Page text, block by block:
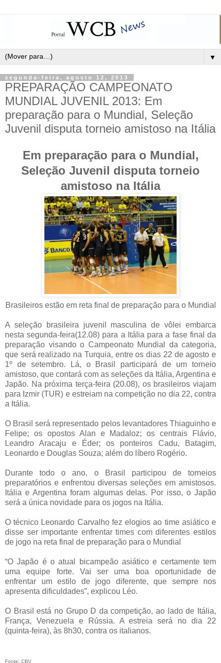
▼
segunda-feira, agosto 12, 2013
PREPARAÇÃO CAMPEONATO
MUNDIAL JUVENIL 2013: Em
preparação para o Mundial, Seleção
Juvenil disputa torneio amistoso na Itália
Em preparação para o Mundial,
Seleção Juvenil disputa torneio
amistoso na Itália
Brasileiros estão em reta final de preparação para o Mundial
A seleção brasileira juvenil masculina de vôlei embarca
nesta segunda-feira(12.08) para a Itália para a fase final da
preparação visando o Campeonato Mundial da categoria,
que será realizado na Turquia, entre os dias 22 de agosto e
1º de setembro. Lá, o Brasil participará de um torneio
amistoso, que contará com as seleções da Itália, Argentina e
Japão. Na próxima terça-feira (20.08), os brasileiros viajam
para Izmir (TUR) e estreiam na competição no dia 22, contra
a Itália.
O Brasil será representado pelos levantadores Thiaguinho e
Felipe; os opostos Alan e Madaloz; os centrais Flávio,
Leandro Aracaju e Éder; os ponteiros Cadu, Batagim,
Leonardo e Douglas Souza; além do líbero Rogério.
Durante todo o ano, o Brasil participou de torneios
preparatórios e enfrentou diversas seleções em amistosos.
Itália e Argentina foram algumas delas. Por isso, o Japão
será a única novidade para os jogos na Itália.
O técnico Leonardo Carvalho fez elogios ao time asiático e
disse ser importante enfrentar times com diferentes estilos
de jogo na reta final de preparação para o Mundial
“O Japão é o atual bicampeão asiático e certamente tem
uma equipe forte. Vai ser uma boa oportunidade de
enfrentar um estilo de jogo diferente, que sempre nos
apresenta dificuldades”, explicou Léo.
O Brasil está no Grupo D da competição, ao lado de Itália,
França, Venezuela e Rússia. A estreia será no dia 22
(quinta-feira), às 8h30, contra os italianos.
Fonte: CBV